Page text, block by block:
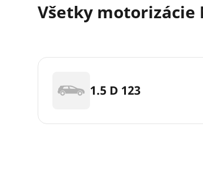
Všetky motorizácie
1.5 D 123